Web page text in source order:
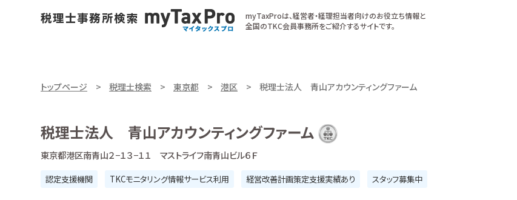
myTaxProは、経営者・経理担当者向けのお役立ち情報と
全国のTKC会員事務所をご紹介するサイトです。
トップページ 税理士検索 東京都 港区 税理士法人 青山アカウンティングファーム
税理士法人 青山アカウンティングファーム
東京都港区南青山２−１３−１１ マストライフ南青山ビル６Ｆ
認定支援機関 TKCモニタリング情報サービス利用 経営改善計画策定支援実績あり スタッフ募集中